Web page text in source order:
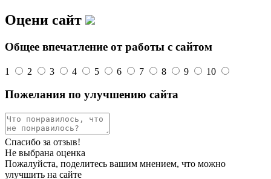
Оцени сайт
Общее впечатление от работы с сайтом
1 2 3 4 5 6 7 8 9 10
Пожелания по улучшению сайта
Спасибо за отзыв!
Не выбрана оценка
Пожалуйста, поделитесь вашим мнением, что можно
улучшить на сайте